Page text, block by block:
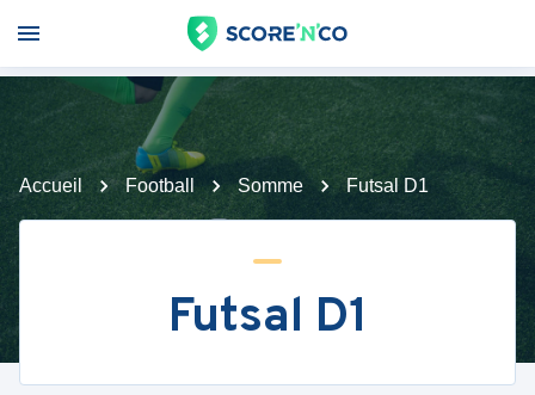
Accueil Football Somme Futsal D1
Futsal D1